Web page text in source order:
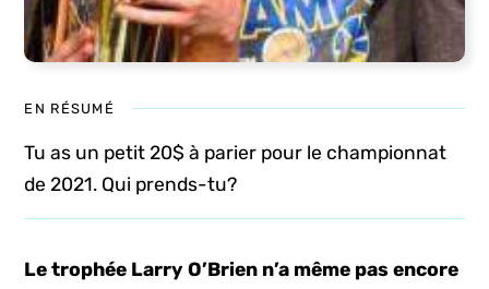
EN RÉSUMÉ
Tu as un petit 20$ à parier pour le championnat
de 2021. Qui prends-tu?
Le trophée Larry O’Brien n’a même pas encore